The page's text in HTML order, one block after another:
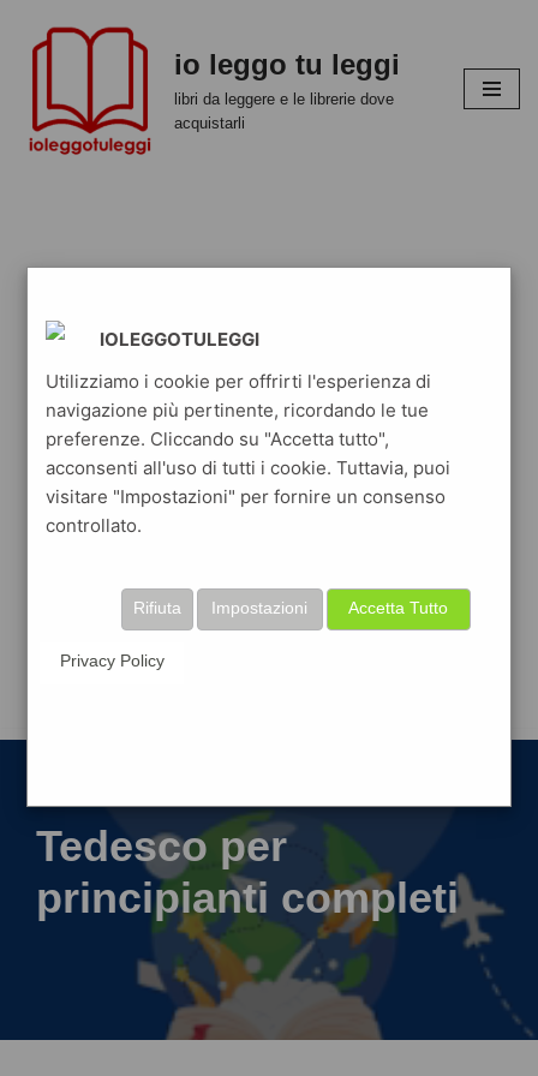
contenuto
io leggo tu leggi
libri da leggere e le librerie dove
acquistarli
Tedesco per
principianti completi
IOLEGGOTULEGGI
Utilizziamo i cookie per offrirti l'esperienza di
navigazione più pertinente, ricordando le tue
preferenze. Cliccando su "Accetta tutto",
acconsenti all'uso di tutti i cookie. Tuttavia, puoi
visitare "Impostazioni" per fornire un consenso
controllato.
Accetta Tutto
Impostazioni
Rifiuta
Privacy Policy